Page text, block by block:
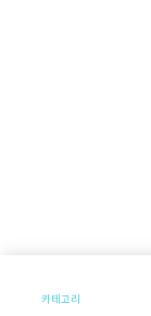
카테고리